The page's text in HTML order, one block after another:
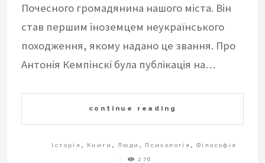
Почесного громадянина нашого міста. Він
став першим іноземцем неукраїнського
походження, якому надано це звання. Про
Антонія Кемпінскі була публікація на…
continue reading
Історія , Книги , Люди , Психологія ,Філософія
276